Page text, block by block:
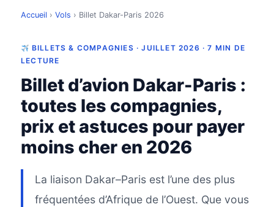
Accueil › Vols › Billet Dakar-Paris 2026
BILLETS & COMPAGNIES · JUILLET 2026 · 7 MIN DE
LECTURE
Billet d’avion Dakar-Paris :
toutes les compagnies,
prix et astuces pour payer
moins cher en 2026
La liaison Dakar–Paris est l’une des plus
fréquentées d’Afrique de l’Ouest. Que vous